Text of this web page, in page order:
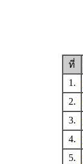
ที่
1.
2.
3.
4.
5.